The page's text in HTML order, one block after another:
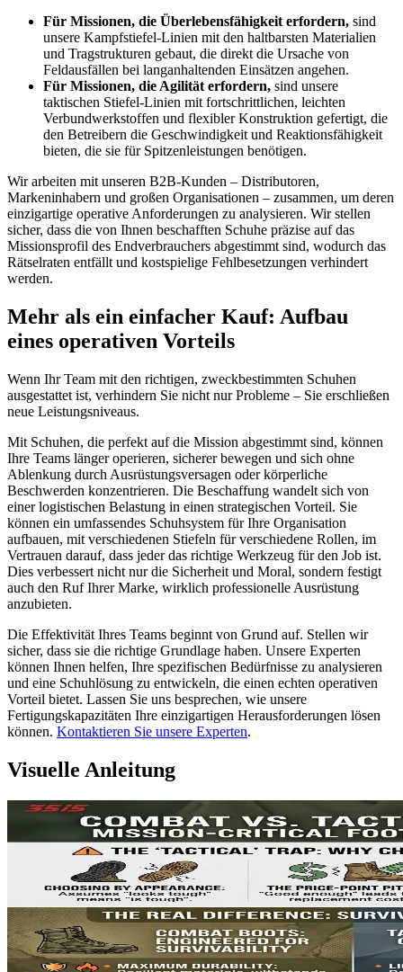
Für Missionen, die Überlebensfähigkeit erfordern, sind
unsere Kampfstiefel-Linien mit den haltbarsten Materialien
und Tragstrukturen gebaut, die direkt die Ursache von
Feldausfällen bei langanhaltenden Einsätzen angehen.
Für Missionen, die Agilität erfordern, sind unsere
taktischen Stiefel-Linien mit fortschrittlichen, leichten
Verbundwerkstoffen und flexibler Konstruktion gefertigt, die
den Betreibern die Geschwindigkeit und Reaktionsfähigkeit
bieten, die sie für Spitzenleistungen benötigen.
Wir arbeiten mit unseren B2B-Kunden – Distributoren,
Markeninhabern und großen Organisationen – zusammen, um deren
einzigartige operative Anforderungen zu analysieren. Wir stellen
sicher, dass die von Ihnen beschafften Schuhe präzise auf das
Missionsprofil des Endverbrauchers abgestimmt sind, wodurch das
Rätselraten entfällt und kostspielige Fehlbesetzungen verhindert
werden.
Mehr als ein einfacher Kauf: Aufbau
eines operativen Vorteils
Wenn Ihr Team mit den richtigen, zweckbestimmten Schuhen
ausgestattet ist, verhindern Sie nicht nur Probleme – Sie erschließen
neue Leistungsniveaus.
Mit Schuhen, die perfekt auf die Mission abgestimmt sind, können
Ihre Teams länger operieren, sicherer bewegen und sich ohne
Ablenkung durch Ausrüstungsversagen oder körperliche
Beschwerden konzentrieren. Die Beschaffung wandelt sich von
einer logistischen Belastung in einen strategischen Vorteil. Sie
können ein umfassendes Schuhsystem für Ihre Organisation
aufbauen, mit verschiedenen Stiefeln für verschiedene Rollen, im
Vertrauen darauf, dass jeder das richtige Werkzeug für den Job ist.
Dies verbessert nicht nur die Sicherheit und Moral, sondern festigt
auch den Ruf Ihrer Marke, wirklich professionelle Ausrüstung
anzubieten.
Die Effektivität Ihres Teams beginnt von Grund auf. Stellen wir
sicher, dass sie die richtige Grundlage haben. Unsere Experten
können Ihnen helfen, Ihre spezifischen Bedürfnisse zu analysieren
und eine Schuhlösung zu entwickeln, die einen echten operativen
Vorteil bietet. Lassen Sie uns besprechen, wie unsere
Fertigungskapazitäten Ihre einzigartigen Herausforderungen lösen
können. Kontaktieren Sie unsere Experten.
Visuelle Anleitung